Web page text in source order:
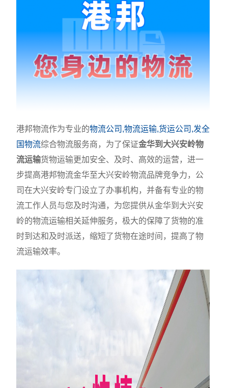
港邦物流作为专业的物流公司,物流运输,货运公司,发全
国物流综合物流服务商，为了保证金华到大兴安岭物
流运输货物运输更加安全、及时、高效的运营，进一
步提高港邦物流金华至大兴安岭物流品牌竞争力，公
司在大兴安岭专门设立了办事机构，并备有专业的物
流工作人员与您及时沟通，为您提供从金华到大兴安
岭的物流运输相关延伸服务，极大的保障了货物的准
时到达和及时派送，缩短了货物在途时间，提高了物
流运输效率。